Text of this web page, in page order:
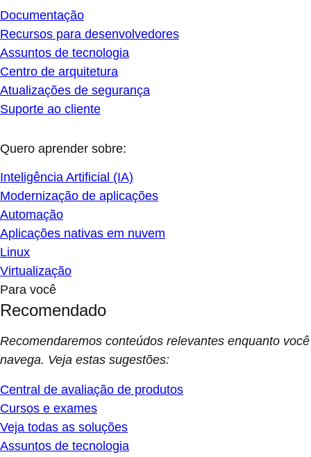
Documentação
Recursos para desenvolvedores
Assuntos de tecnologia
Centro de arquitetura
Atualizações de segurança
Suporte ao cliente
Quero aprender sobre:
Inteligência Artificial (IA)
Modernização de aplicações
Automação
Aplicações nativas em nuvem
Linux
Virtualização
Para você
Recomendado
Recomendaremos conteúdos relevantes enquanto você
navega. Veja estas sugestões:
Central de avaliação de produtos
Cursos e exames
Veja todas as soluções
Assuntos de tecnologia